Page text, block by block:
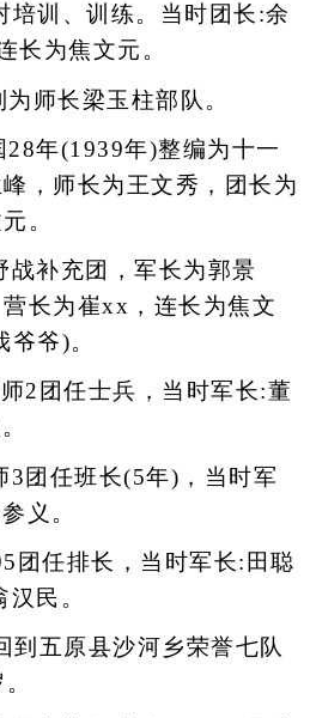
培训、训练。当时团长:余
长为焦文元。
长梁玉柱部队。
年(1939年)整编为十一
，师长为王文秀，团长为
。
补充团，军长为郭景
长为崔xx，连长为焦文
爷)。
团任士兵，当时军长:董
任班长(5年)，当时军
义。
任排长，当时军长:田聪
民。
五原县沙河乡荣誉七队